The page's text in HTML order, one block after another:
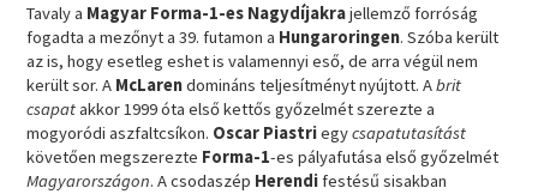
Tavaly a Magyar Forma-1-es Nagydíjakrajellemző forróság
fogadta a mezőnyt a 39. futamon a Hungaroringen. Szóba került
az is, hogy esetleg eshet is valamennyi eső, de arra végül nem
került sor. A McLarendomináns teljesítményt nyújtott. Abrit
csapatakkor 1999 óta első kettős győzelmét szerezte a
mogyoródi aszfaltcsíkon. Oscar Piastriegycsapatutasítást
követően megszerezte Forma-1-es pályafutása első győzelmét
Magyarországon. A csodaszép Herendifestésű sisakban